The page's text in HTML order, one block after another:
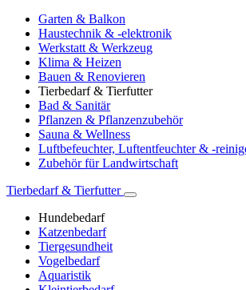
Garten & Balkon
Haustechnik & -elektronik
Werkstatt & Werkzeug
Klima & Heizen
Bauen & Renovieren
Tierbedarf & Tierfutter
Bad & Sanitär
Pflanzen & Pflanzenzubehör
Sauna & Wellness
Luftbefeuchter, Luftentfeuchter & -
Zubehör für Landwirtschaft
Tierbedarf & Tierfutter
Hundebedarf
Katzenbedarf
Tiergesundheit
Vogelbedarf
Aquaristik